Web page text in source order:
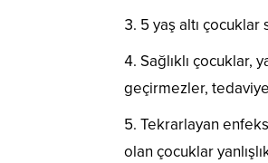
5 yaş altı
Sağlıklı çocuklar,
geçirmezler,
Tekrarlayan
olan çocuklar